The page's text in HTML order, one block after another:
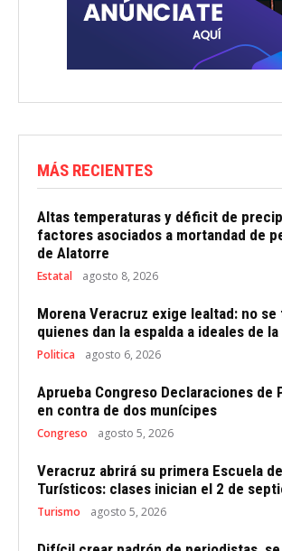
MÁS RECIENTES
Altas temperaturas y déficit de
factores asociados a mortandad de
de Alatorre
Estatal agosto 8, 2026
Morena Veracruz exige lealtad: no se
quienes dan la espalda a ideales de la
Politica agosto 6, 2026
Aprueba Congreso Declaraciones de
en contra de dos munícipes
Congreso agosto 5, 2026
Veracruz abrirá su primera Escuela
Turísticos: clases inician el 2 de
Turismo agosto 5, 2026